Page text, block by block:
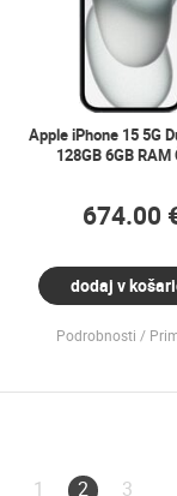
Apple iPhone 15 5G
128GB 6GB RAM
674.00
dodaj v
Podrobnosti
1 2 3